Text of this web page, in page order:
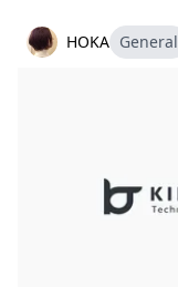
HOKA General